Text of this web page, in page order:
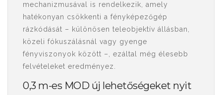
mechanizmusával is rendelkezik, amely
hatékonyan csökkenti a fényképezőgép
rázkódását – különösen teleobjektív állásban,
közeli fókuszálásnál vagy gyenge
fényviszonyok között –, ezáltal még élesebb
felvételeket eredményez.
0,3 m-es MOD új lehetőségeket nyit